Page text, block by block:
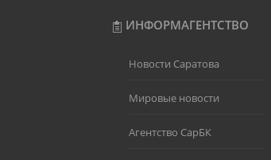
ИНФОРМАГЕНТСТВО
Новости Саратова
Мировые новости
Агентство СарБК